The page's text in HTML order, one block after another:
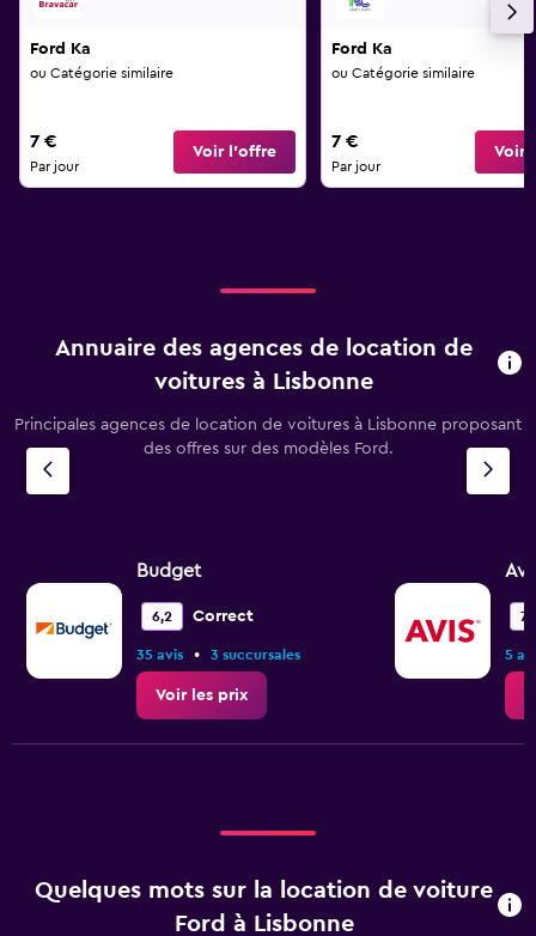
Ford Ka
ou Catégorie similaire
7 €
Par jour
Voir l’offre
Ford Ka
ou Catégorie similaire
7 €
Par jour
Voir
Annuaire des agences de location de
voitures à Lisbonne
Principales agences de location de voitures à Lisbonne proposant
des offres sur des modèles Ford.
Budget
6,2 Correct
35 avis • 3 succursales
Voir les prix
7,1
5
Quelques mots sur la location de voiture
Ford à Lisbonne